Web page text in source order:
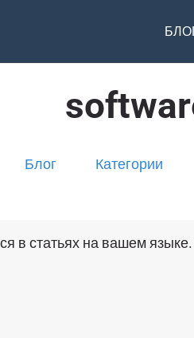
Блог Категории